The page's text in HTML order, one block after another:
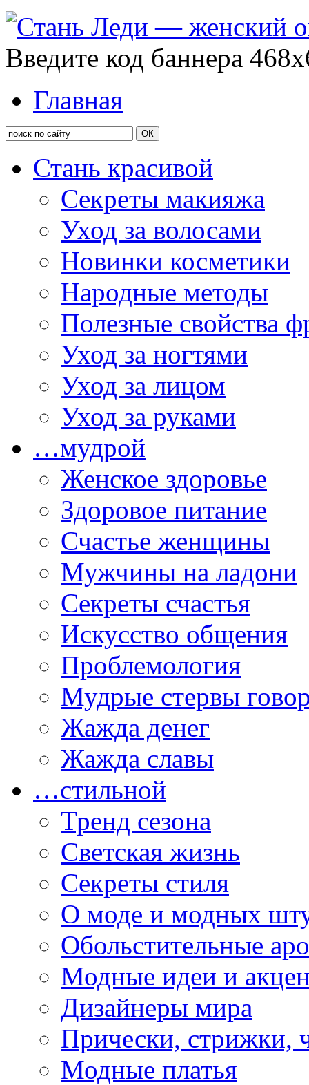
Введите код баннера
Главная
Стань красивой
Секреты макияжа
Уход за волосами
Новинки косметики
Народные методы
Полезные свойства
Уход за ногтями
Уход за лицом
Уход за руками
…мудрой
Женское здоровье
Здоровое питание
Счастье женщины
Мужчины на ладони
Секреты счастья
Искусство общения
Проблемология
Мудрые стервы
Жажда денег
Жажда славы
…стильной
Тренд сезона
Светская жизнь
Секреты стиля
О моде и модных
Обольстительные
Модные идеи и
Дизайнеры мира
Прически, стрижки,
Модные платья